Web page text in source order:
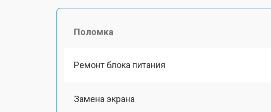
Поломка
Ремонт блока питания
Замена экрана